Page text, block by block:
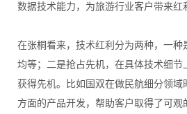
数据技术能力，为旅游行业客户带来红
在张桐看来，技术红利分为两种，一
均等；二是抢占先机，在具体技术细
获得先机。比如国双在做民航细分领域
方面的产品开发，帮助客户取得了可观